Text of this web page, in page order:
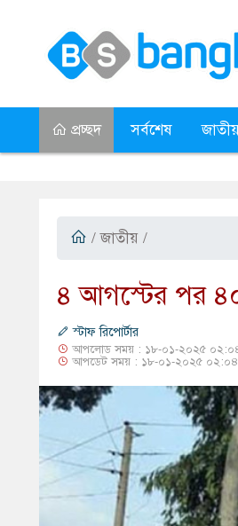
প্রচ্ছদ সর্বশেষ
/ জাতীয় /
​৪ আগস্টের পর
স্টাফ রিপোর্টার
আপলোড সময় : ১৮-০১-২০২৫
আপডেট সময় : ১৮-০১-২০২৫